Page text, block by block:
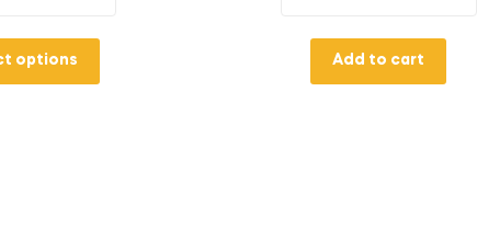
options Add to cart